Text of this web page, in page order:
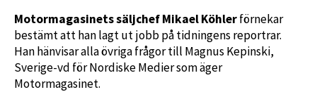
Motormagasinets säljchef Mikael Köhlerförnekar
bestämt att han lagt ut jobb på tidningens reportrar.
Han hänvisar alla övriga frågor till Magnus Kepinski,
Sverige-vd för Nordiske Medier som äger
Motormagasinet.